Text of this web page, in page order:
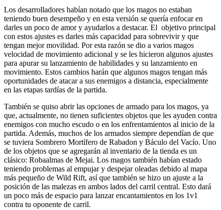
Los desarrolladores habían notado que los magos no estaban
teniendo buen desempeño y en esta versión se quería enfocar en
darles un poco de amor y ayudarlos a destacar. El objetivo principal
con estos ajustes es darles más capacidad para sobrevivir y que
tengan mejor movilidad. Por esta razón se dio a varios magos
velocidad de movimiento adicional y se les hicieron algunos ajustes
para apurar su lanzamiento de habilidades y su lanzamiento en
movimiento. Estos cambios harán que algunos magos tengan más
oportunidades de atacar a sus enemigos a distancia, especialmente
en las etapas tardías de la partida.
También se quiso abrir las opciones de armado para los magos, ya
que, actualmente, no tienen suficientes objetos que les ayuden contra
enemigos con mucho escudo o en los enfrentamientos al inicio de la
partida. Además, muchos de los armados siempre dependían de que
se tuviera Sombrero Mortífero de Rabadon y Báculo del Vacío. Uno
de los objetos que se agregarán al inventario de la tienda es un
clásico: Robaalmas de Mejai. Los magos también habían estado
teniendo problemas al empujar y despejar oleadas debido al mapa
más pequeño de Wild Rift, así que también se hizo un ajuste a la
posición de las malezas en ambos lados del carril central. Esto dará
un poco más de espacio para lanzar encantamientos en los 1v1
contra tu oponente de carril.